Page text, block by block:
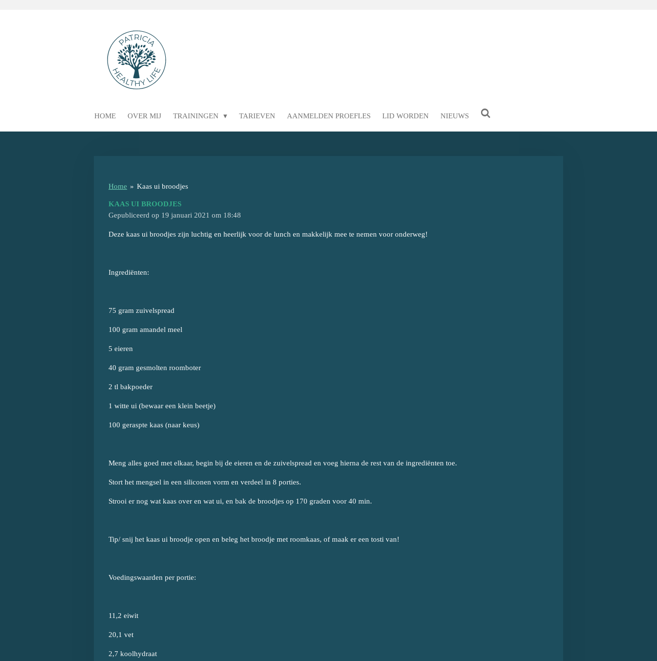
HOME OVER MIJ TRAININGEN TARIEVEN AANMELDEN PROEFLES LID WORDEN NIEUWS
Home » Kaas ui broodjes
KAAS UI BROODJES
Gepubliceerd op 19 januari 2021 om 18:48
Deze kaas ui broodjes zijn luchtig en heerlijk voor de lunch en makkelijk mee te nemen voor onderweg!
Ingrediënten:
75 gram zuivelspread
100 gram amandel meel
5 eieren
40 gram gesmolten roomboter
2 tl bakpoeder
1 witte ui (bewaar een klein beetje)
100 geraspte kaas (naar keus)
Meng alles goed met elkaar, begin bij de eieren en de zuivelspread en voeg hierna de rest van de ingrediënten toe.
Stort het mengsel in een siliconen vorm en verdeel in 8 porties.
Strooi er nog wat kaas over en wat ui, en bak de broodjes op 170 graden voor 40 min.
Tip/ snij het kaas ui broodje open en beleg het broodje met roomkaas, of maak er een tosti van!
Voedingswaarden per portie:
11,2 eiwit
20,1 vet
2,7 koolhydraat